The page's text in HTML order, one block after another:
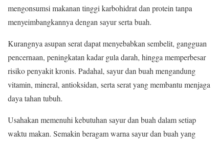
mengonsumsi makanan tinggi karbohidrat dan protein tanpa
menyeimbangkannya dengan sayur serta buah.
Kurangnya asupan serat dapat menyebabkan sembelit, gangguan
pencernaan, peningkatan kadar gula darah, hingga memperbesar
risiko penyakit kronis. Padahal, sayur dan buah mengandung
vitamin, mineral, antioksidan, serta serat yang membantu menjaga
daya tahan tubuh.
Usahakan memenuhi kebutuhan sayur dan buah dalam setiap
waktu makan. Semakin beragam warna sayur dan buah yang